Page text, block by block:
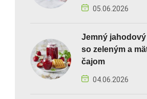
05.06.2026
Jemný jahodový
so zeleným a
čajom
04.06.2026